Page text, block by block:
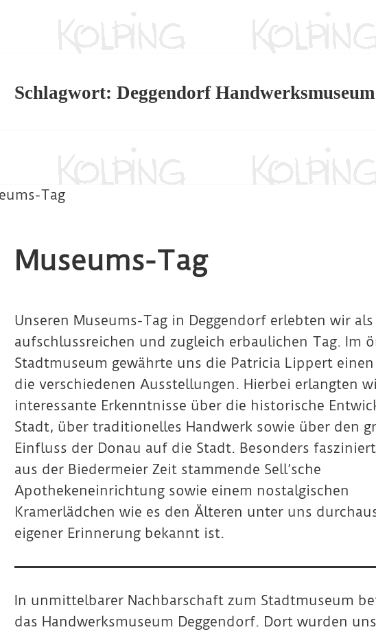
Schlagwort:Deggendorf Handwerksmuseum
Museums-Tag
Unseren Museums-Tag in Deggendorf erlebten wir als
aufschlussreichen und zugleich erbaulichen Tag. Im
Stadtmuseum gewährte uns die Patricia Lippert
die verschiedenen Ausstellungen. Hierbei erlangten
interessante Erkenntnisse über die historische
Stadt, über traditionelles Handwerk sowie über den
Einfluss der Donau auf die Stadt. Besonders
aus der Biedermeier Zeit stammende Sell’sche
Apothekeneinrichtung sowie einem nostalgischen
Kramerlädchen wie es den Älteren unter uns
eigener Erinnerung bekannt ist.
In unmittelbarer Nachbarschaft zum Stadtmuseum
das Handwerksmuseum Deggendorf. Dort wurden